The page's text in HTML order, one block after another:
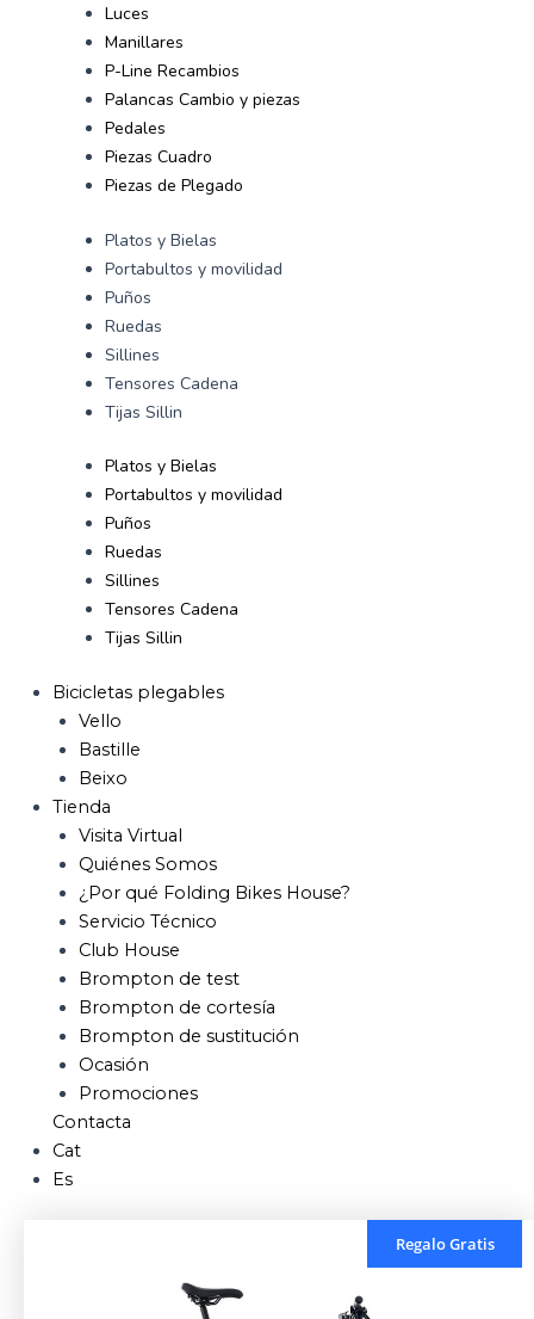
Luces
Manillares
P-Line Recambios
Palancas Cambio y piezas
Pedales
Piezas Cuadro
Piezas de Plegado
Platos y Bielas
Portabultos y movilidad
Puños
Ruedas
Sillines
Tensores Cadena
Tijas Sillin
Platos y Bielas
Portabultos y movilidad
Puños
Ruedas
Sillines
Tensores Cadena
Tijas Sillin
Bicicletas plegables
Vello
Bastille
Beixo
Tienda
Visita Virtual
Quiénes Somos
¿Por qué Folding Bikes House?
Servicio Técnico
Club House
Brompton de test
Brompton de cortesía
Brompton de sustitución
Ocasión
Promociones
Contacta
Cat
Es
Regalo Gratis